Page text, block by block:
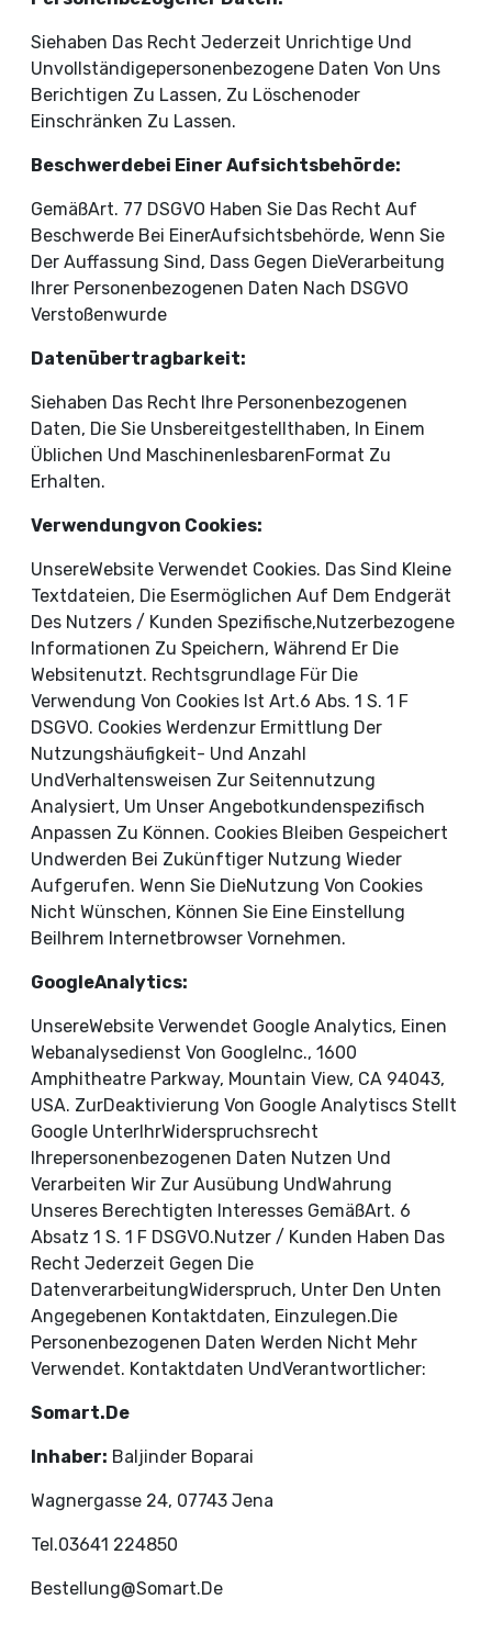
Siehaben Das Recht Jederzeit Unrichtige Und
Unvollständigepersonenbezogene Daten Von Uns
Berichtigen Zu Lassen, Zu Löschenoder
Einschränken Zu Lassen.
Beschwerdebei Einer Aufsichtsbehörde:
GemäßArt. 77 DSGVO Haben Sie Das Recht Auf
Beschwerde Bei EinerAufsichtsbehörde, Wenn Sie
Der Auffassung Sind, Dass Gegen DieVerarbeitung
Ihrer Personenbezogenen Daten Nach DSGVO
Verstoßenwurde
Datenübertragbarkeit:
Siehaben Das Recht Ihre Personenbezogenen
Daten, Die Sie Unsbereitgestellthaben, In Einem
Üblichen Und MaschinenlesbarenFormat Zu
Erhalten.
Verwendungvon Cookies:
UnsereWebsite Verwendet Cookies. Das Sind Kleine
Textdateien, Die Esermöglichen Auf Dem Endgerät
Des Nutzers / Kunden Spezifische,nutzerbezogene
Informationen Zu Speichern, Während Er Die
Websitenutzt. Rechtsgrundlage Für Die
Verwendung Von Cookies Ist Art.6 Abs. 1 S. 1 F
DSGVO. Cookies Werdenzur Ermittlung Der
Nutzungshäufigkeit- Und Anzahl
UndVerhaltensweisen Zur Seitennutzung
Analysiert, Um Unser Angebotkundenspezifisch
Anpassen Zu Können. Cookies Bleiben Gespeichert
Undwerden Bei Zukünftiger Nutzung Wieder
Aufgerufen. Wenn Sie DieNutzung Von Cookies
Nicht Wünschen, Können Sie Eine Einstellung
BeiIhrem Internetbrowser Vornehmen.
GoogleAnalytics:
UnsereWebsite Verwendet Google Analytics, Einen
Webanalysedienst Von GoogleInc., 1600
Amphitheatre Parkway, Mountain View, CA 94043,
USA. ZurDeaktivierung Von Google Analytiscs Stellt
Google UnterIhrWiderspruchsrecht
Ihrepersonenbezogenen Daten Nutzen Und
Verarbeiten Wir Zur Ausübung UndWahrung
Unseres Berechtigten Interesses GemäßArt. 6
Absatz 1 S. 1 F DSGVO.Nutzer / Kunden Haben Das
Recht Jederzeit Gegen Die
DatenverarbeitungWiderspruch, Unter Den Unten
Angegebenen Kontaktdaten, Einzulegen.Die
Personenbezogenen Daten Werden Nicht Mehr
Verwendet. Kontaktdaten UndVerantwortlicher:
Somart.de
Inhaber: Baljinder Boparai
Wagnergasse 24, 07743 Jena
Tel.03641 224850
Bestellung@somart.de